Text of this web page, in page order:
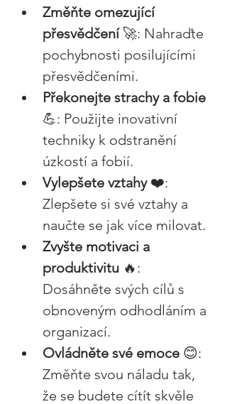
Změňte omezující
přesvědčení 🚀: Nahraďte
pochybnosti posilujícími
přesvědčeními.
Překonejte strachy a fobie
💪: Použijte inovativní
techniky k odstranění
úzkostí a fobií.
Vylepšete vztahy ❤️:
Zlepšete si své vztahy a
naučte se jak více milovat.
Zvyšte motivaci a
produktivitu 🔥:
Dosáhněte svých cílů s
obnoveným odhodláním a
organizací.
Ovládněte své emoce 😊:
Změňte svou náladu tak,
že se budete cítít skvěle